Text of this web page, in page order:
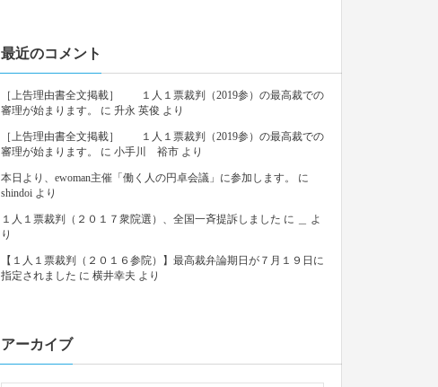
最近のコメント
［上告理由書全文掲載］ １人１票裁判（2019参）の最高裁での
審理が始まります。
に 升永 英俊 より
［上告理由書全文掲載］ １人１票裁判（2019参）の最高裁での
審理が始まります。
に 小手川 裕市 より
本日より、ewoman主催「働く人の円卓会議」に参加します。
に
shindoi より
１人１票裁判（２０１７衆院選）、全国一斉提訴しました に
よ
り
【１人１票裁判（２０１６参院）】最高裁弁論期日が７月１９日に
指定されました に 横井幸夫 より
アーカイブ